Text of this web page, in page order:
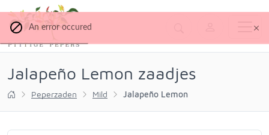
Jalapeño Lemon zaadjes
Peperzaden Mild Jalapeño Lemon
An error occured